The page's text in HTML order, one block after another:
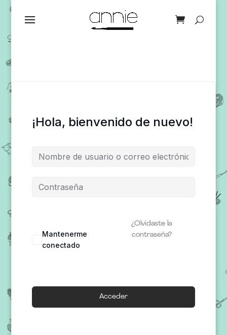
¡Hola, bienvenido de nuevo!
Mantenerme
conectado
¿Olvidaste la
contraseña?
Acceder